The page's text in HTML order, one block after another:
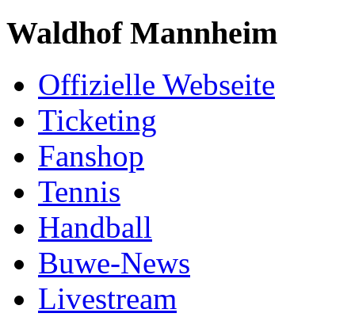
Waldhof Mannheim
Offizielle Webseite
Ticketing
Fanshop
Tennis
Handball
Buwe-News
Livestream